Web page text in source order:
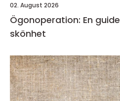
02. August 2026
Ögonoperation: En
skönhet